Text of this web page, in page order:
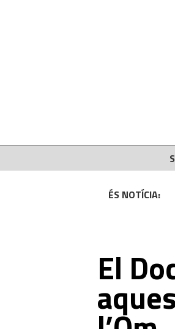
ÉS NOTÍCIA:
El